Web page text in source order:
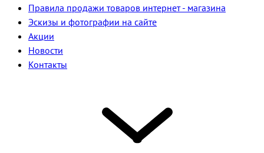
Правила продажи товаров интернет - магазина
Эскизы и фотографии на сайте
Акции
Новости
Контакты